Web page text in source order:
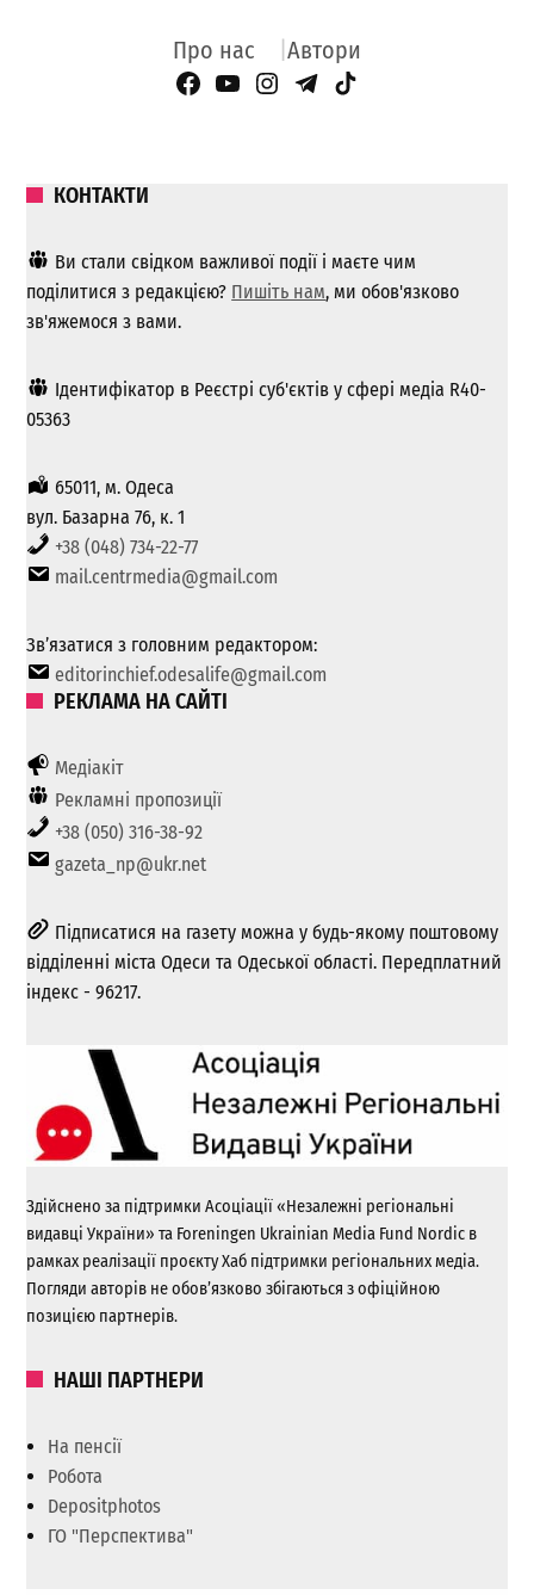
Про нас Автори
Facebook Page
YouTube
Instagram
Telegram
TikTok
КОНТАКТИ
Ви стали свідком важливої ​​події і маєте чим
поділитися з редакцією? Пишіть нам, ми обов'язково
зв'яжемося з вами.
Ідентифікатор в Реєстрі суб'єктів у сфері медіа R40-
05363
65011, м. Одеса
вул. Базарна 76, к. 1
+38 (048) 734-22-77
mail.centrmedia@gmail.com
Зв’язатися з головним редактором:
editorinchief.odesalife@gmail.com
РЕКЛАМА НА САЙТІ
Медіакіт
Рекламні пропозиції
+38 (050) 316-38-92
gazeta_np@ukr.net
Підписатися на газету можна у будь-якому поштовому
відділенні міста Одеси та Одеської області. Передплатний
індекс - 96217.
Здійснено за підтримки Асоціації «Незалежні регіональні
видавці України» та Foreningen Ukrainian Media Fund Nordic в
рамках реалізації проєкту Хаб підтримки регіональних медіа.
Погляди авторів не обов’язково збігаються з офіційною
позицією партнерів.
НАШІ ПАРТНЕРИ
На пенсії
Робота
Depositphotos
ГО "Перспектива"